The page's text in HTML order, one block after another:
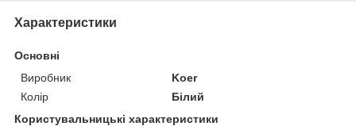
Характеристики
Основні
Виробник
Koer
Колір
Білий
Користувальницькі характеристики